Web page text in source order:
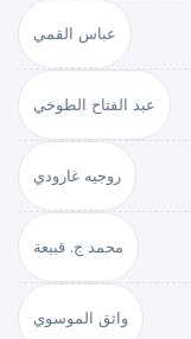
عباس القمي
عبد الفتاح الطوخي
روجيه غارودي
محمد ج. قبيعة
واثق الموسوي